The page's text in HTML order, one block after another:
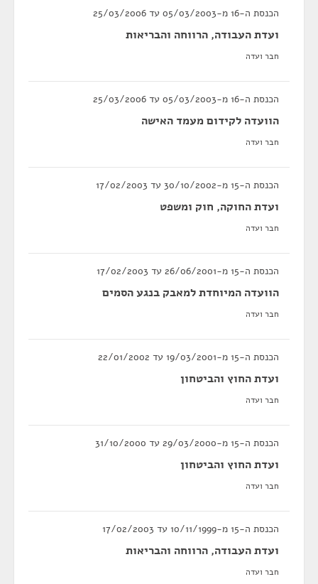
הכנסת ה-16 מ-05/03/2003 עד 25/03/2006
ועדת העבודה, הרווחה והבריאות
חבר ועדה
הכנסת ה-16 מ-05/03/2003 עד 25/03/2006
הוועדה לקידום מעמד האישה
חבר ועדה
הכנסת ה-15 מ-30/10/2002 עד 17/02/2003
ועדת החוקה, חוק ומשפט
חבר ועדה
הכנסת ה-15 מ-26/06/2001 עד 17/02/2003
הוועדה המיוחדת למאבק בנגע הסמים
חבר ועדה
הכנסת ה-15 מ-19/03/2001 עד 22/01/2002
ועדת החוץ והביטחון
חבר ועדה
הכנסת ה-15 מ-29/03/2000 עד 31/10/2000
ועדת החוץ והביטחון
חבר ועדה
הכנסת ה-15 מ-10/11/1999 עד 17/02/2003
ועדת העבודה, הרווחה והבריאות
חבר ועדה